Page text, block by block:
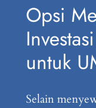
Opsi
untuk
Selain